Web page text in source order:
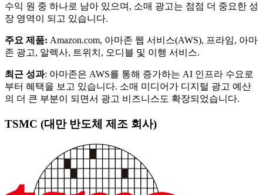
수익 원 중 하나로 남아 있으며, 소매 광고는 점점 더 중요한 성
장 영역이 되고 있습니다.
주요 제품: Amazon.com, 아마존 웹 서비스(AWS), 프라임, 아마
존 광고, 알렉사, 트위치, 오디블 및 이행 서비스.
최근 성과: 아마존은 AWS를 통해 증가하는 AI 인프라 수요로
부터 혜택을 보고 있습니다. 소매 미디어가 디지털 광고 예산
의 더 큰 부분이 되면서 광고 비즈니스도 확장되었습니다.
TSMC (대만 반도체 제조 회사)